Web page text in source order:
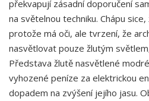
překvapují zásadní doporučení
na světelnou techniku. Chápu
protože má oči, ale tvrzení, že
nasvětlovat pouze žlutým
Představa žlutě nasvětlené
vyhozené peníze za elektrickou
dopadem na zvýšení jejího jasu.